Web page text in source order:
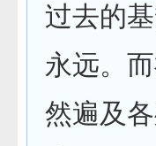
过去的
永远。
然遍及